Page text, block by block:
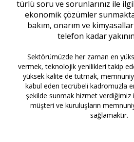
türlü soru ve sorunlarınız ile
ekonomik çözümler
bakım, onarım ve
telefon kadar
Sektörümüzde her zaman en
vermek, teknolojik yenilikleri takip
yüksek kalite de tutmak,
kabul eden tecrübeli kadromuzla
şekilde sunmak hizmet verdiğimiz
müşteri ve kuruluşların
sağlamaktır.